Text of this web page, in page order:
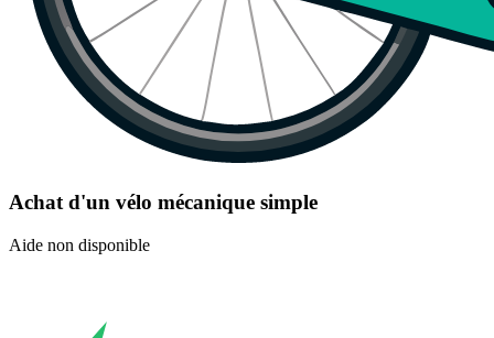
Achat d'un vélo mécanique simple
Aide non disponible